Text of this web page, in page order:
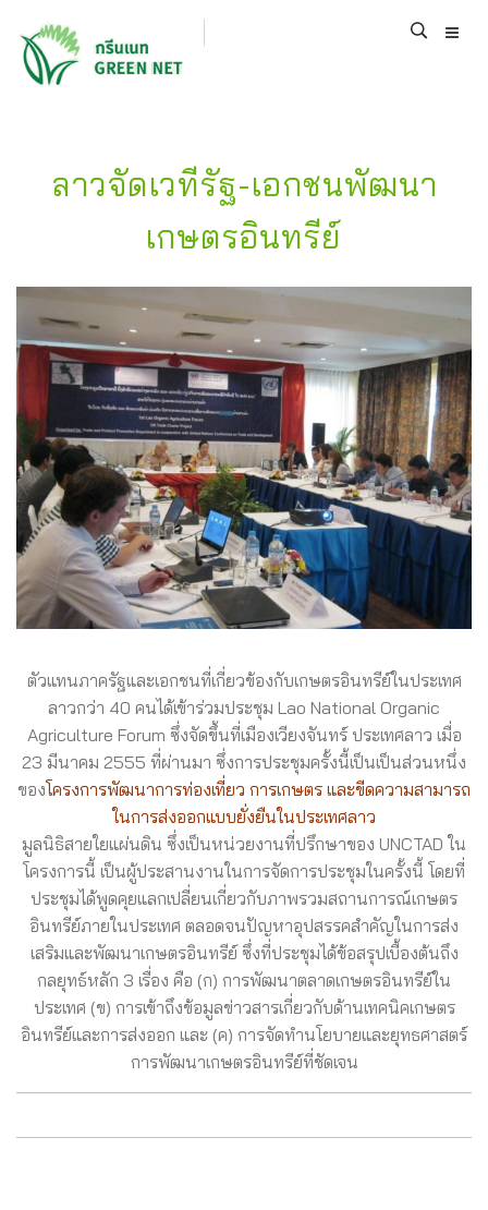
ลาวจัดเวทีรัฐ-เอกชนพัฒนา
เกษตรอินทรีย์
ตัวแทนภาครัฐและเอกชนที่เกี่ยวข้องกับเกษตรอินทรีย์ในประเทศ
ลาวกว่า 40 คนได้เข้าร่วมประชุม Lao National Organic
Agriculture Forum ซึ่งจัดขึ้นที่เมืองเวียงจันทร์ ประเทศลาว เมื่อ
23 มีนาคม 2555 ที่ผ่านมา ซึ่งการประชุมครั้งนี้เป็นเป็นส่วนหนึ่ง
ของโครงการพัฒนาการท่องเที่ยว การเกษตร และขีดความสามารถ
ในการส่งออกแบบยั่งยืนในประเทศลาว
มูลนิธิสายใยแผ่นดิน ซึ่งเป็นหน่วยงานที่ปรึกษาของ UNCTAD ใน
โครงการนี้ เป็นผู้ประสานงานในการจัดการประชุมในครั้งนี้ โดยที่
ประชุมได้พูดคุยแลกเปลี่ยนเกี่ยวกับภาพรวมสถานการณ์เกษตร
อินทรีย์ภายในประเทศ ตลอดจนปัญหาอุปสรรคสำคัญในการส่ง
เสริมและพัฒนาเกษตรอินทรีย์ ซึ่งที่ประชุมได้ข้อสรุปเบื้องต้นถึง
กลยุทธ์หลัก 3 เรื่อง คือ (ก) การพัฒนาตลาดเกษตรอินทรีย์ใน
ประเทศ (ข) การเข้าถึงข้อมูลข่าวสารเกี่ยวกับด้านเทคนิคเกษตร
อินทรีย์และการส่งออก และ (ค) การจัดทำนโยบายและยุทธศาสตร์
การพัฒนาเกษตรอินทรีย์ที่ชัดเจน